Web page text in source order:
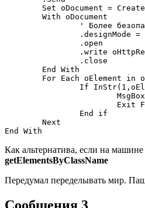
Как альтернатива, если на машине
getElementsByClassName
Передумал переделывать мир.
Сообщения 3